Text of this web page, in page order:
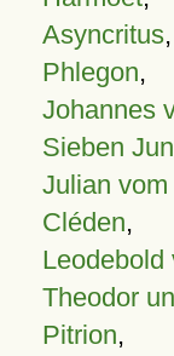
Asyncritus,
Phlegon,
Johannes
Sieben
Julian
Cléden,
Leodebold
Theodor
Pitrion,